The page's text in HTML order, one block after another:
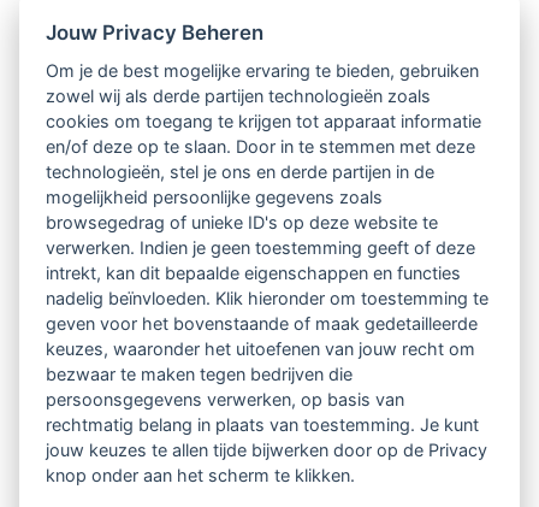
Intervisie met geregistreerde vakgenoten
Netwerk van 2100 professionals in 14
regio's
Vindbaar voor opdrachtgevers
Tijdschrift voor
Begeleidingskunde & kennisbank
Beroepsregistratie (LVSC keurmerk)
Lid worden van LVSC
Jouw Privacy Beheren
Om je de best mogelijke ervaring te bieden, gebruiken
zowel wij als derde partijen technologieën zoals
cookies om toegang te krijgen tot apparaat informatie
en/of deze op te slaan. Door in te stemmen met deze
technologieën, stel je ons en derde partijen in de
mogelijkheid persoonlijke gegevens zoals
browsegedrag of unieke ID's op deze website te
verwerken. Indien je geen toestemming geeft of deze
intrekt, kan dit bepaalde eigenschappen en functies
nadelig beïnvloeden. Klik hieronder om toestemming te
geven voor het bovenstaande of maak gedetailleerde
keuzes, waaronder het uitoefenen van jouw recht om
bezwaar te maken tegen bedrijven die
persoonsgegevens verwerken, op basis van
rechtmatig belang in plaats van toestemming. Je kunt
jouw keuzes te allen tijde bijwerken door op de Privacy
knop onder aan het scherm te klikken.